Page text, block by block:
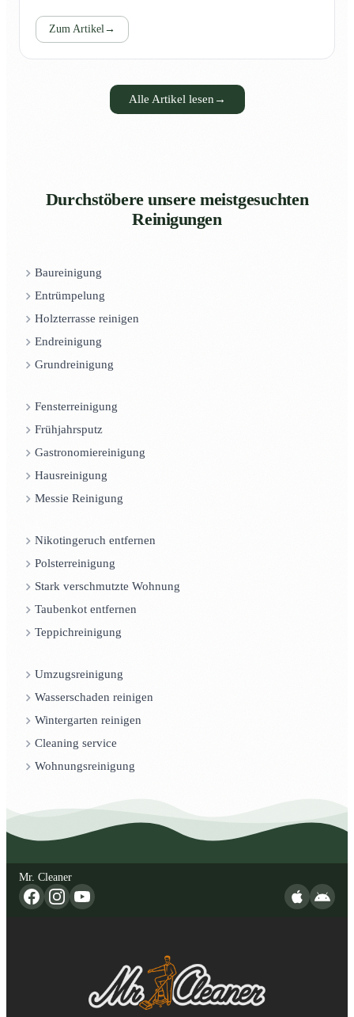
Zum Artikel→
Alle Artikel lesen →
Durchstöbere unsere meistgesuchten
Reinigungen
Baureinigung
Entrümpelung
Holzterrasse reinigen
Endreinigung
Grundreinigung
Fensterreinigung
Frühjahrsputz
Gastronomiereinigung
Hausreinigung
Messie Reinigung
Nikotingeruch entfernen
Polsterreinigung
Stark verschmutzte Wohnung
Taubenkot entfernen
Teppichreinigung
Umzugsreinigung
Wasserschaden reinigen
Wintergarten reinigen
Cleaning service
Wohnungsreinigung
Mr. Cleaner